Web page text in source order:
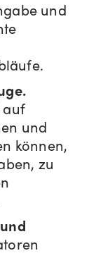
und
auf
und
können,
zu